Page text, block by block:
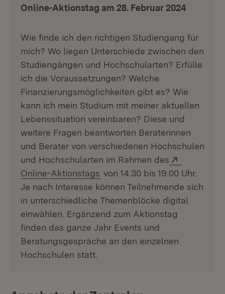
Online-Aktionstag am 28. Februar 2024
Wie finde ich den richtigen Studiengang für
mich? Wo liegen Unterschiede zwischen den
Studiengängen und Hochschularten? Erfülle
ich die Voraussetzungen? Welche
Finanzierungsmöglichkeiten gibt es? Wie
kann ich mein Studium mit meiner aktuellen
Lebenssituation vereinbaren? Diese und
weitere Fragen beantworten Beraterinnen
und Berater von verschiedenen Hochschulen
und Hochschularten im Rahmen des
Online-Aktionstags (Öffnet in neuem Fenster)
von 14.30 bis 19.00 Uhr.
Je nach Interesse können Teilnehmende sich
in unterschiedliche Themenblöcke digital
einwählen. Ergänzend zum Aktionstag
finden das ganze Jahr Events und
Beratungsgespräche an den einzelnen
Hochschulen statt.